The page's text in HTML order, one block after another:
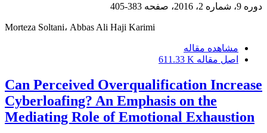
دوره 9، شماره 2، 2016، صفحه 383-405
Morteza Soltani، Abbas Ali Haji Karimi
مشاهده مقاله
اصل مقاله 611.33 K
Can Perceived Overqualification Increase
Cyberloafing? An Emphasis on the
Mediating Role of Emotional Exhaustion